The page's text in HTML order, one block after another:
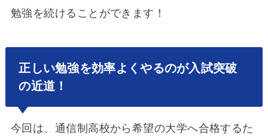
勉強を続けることができます！
正しい勉強を効率よくやるのが入試突破
の近道！
今回は、通信制高校から希望の大学へ合格するた